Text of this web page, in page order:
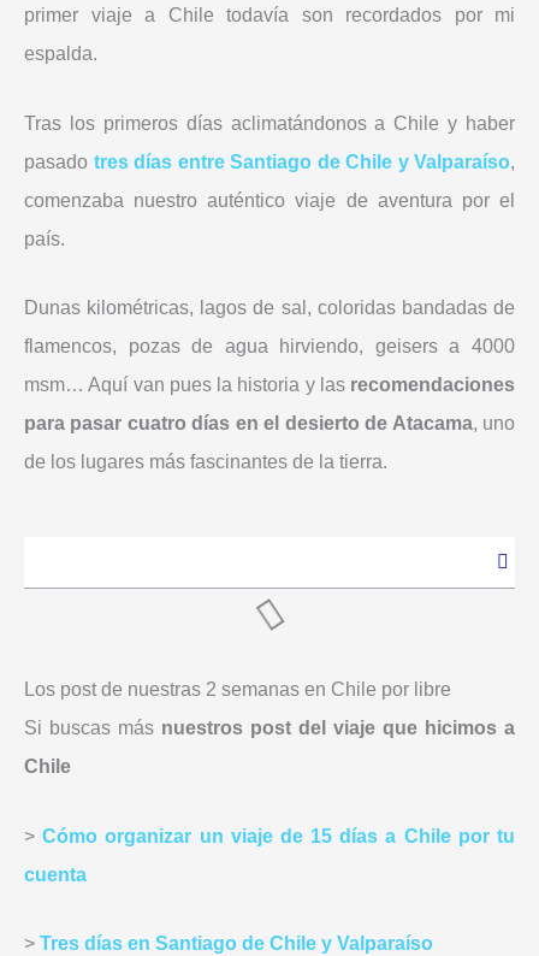
primer viaje a Chile todavía son recordados por mi
espalda.
Tras los primeros días aclimatándonos a Chile y haber
pasado tres días entre Santiago de Chile y Valparaíso,
comenzaba nuestro auténtico viaje de aventura por el
país.
Dunas kilométricas, lagos de sal, coloridas bandadas de
flamencos, pozas de agua hirviendo, geisers a 4000
msm… Aquí van pues la historia y las recomendaciones
para pasar cuatro días en el desierto de Atacama, uno
de los lugares más fascinantes de la tierra.
Los post de nuestras 2 semanas en Chile por libre
Si buscas más nuestros post del viaje que hicimos a
Chile
>Cómo organizar un viaje de 15 días a Chile por tu
cuenta
> Tres días en Santiago de Chile y Valparaíso